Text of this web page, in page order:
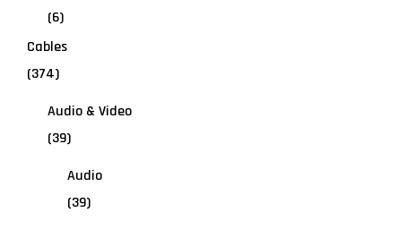
(6)
Cables
(374)
Audio & Video
(39)
Audio
(39)